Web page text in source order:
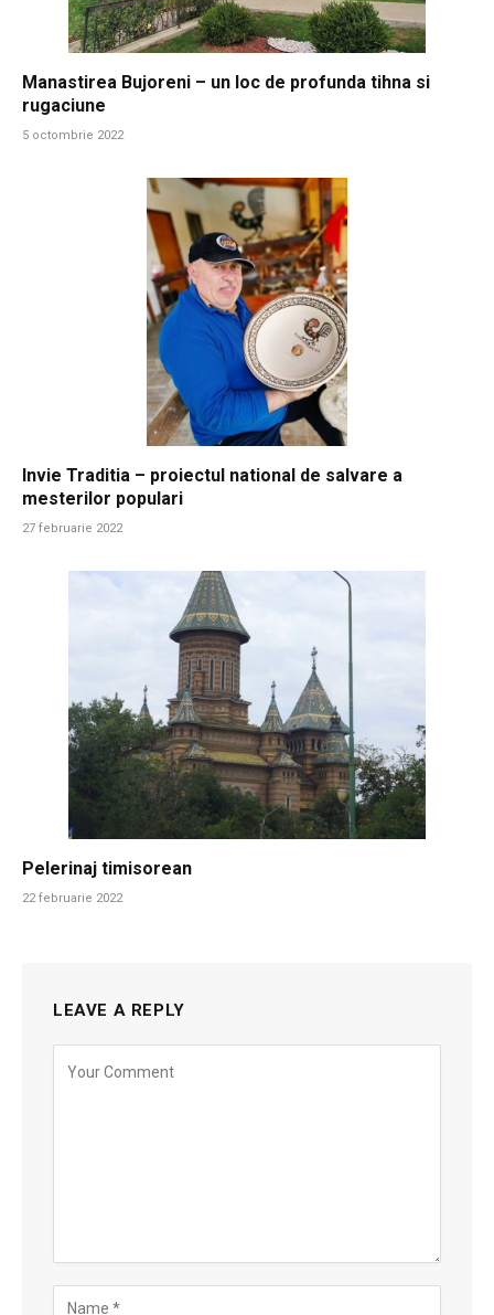
Manastirea Bujoreni – un loc de profunda tihna si
rugaciune
5 octombrie 2022
Invie Traditia – proiectul national de salvare a
mesterilor populari
27 februarie 2022
Pelerinaj timisorean
22 februarie 2022
LEAVE A REPLY